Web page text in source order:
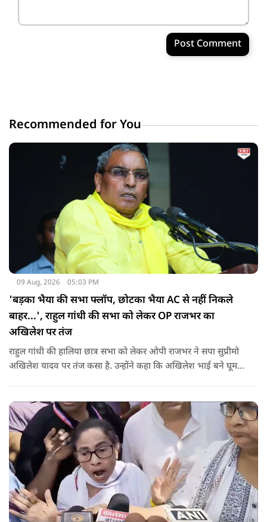
Post Comment
Recommended for You
09 Aug, 2026 05:03 PM
'बड़का भैया की सभा फ्लॉप, छोटका भैया AC से नहीं निकले
बाहर...', राहुल गांधी की सभा को लेकर OP राजभर का
अखिलेश पर तंज
राहुल गांधी की हालिया छात्र सभा को लेकर ओपी राजभर ने सपा सुप्रीमो
अखिलेश यादव पर तंज कसा है. उन्होंने कहा कि अखिलेश भाई बने घूम